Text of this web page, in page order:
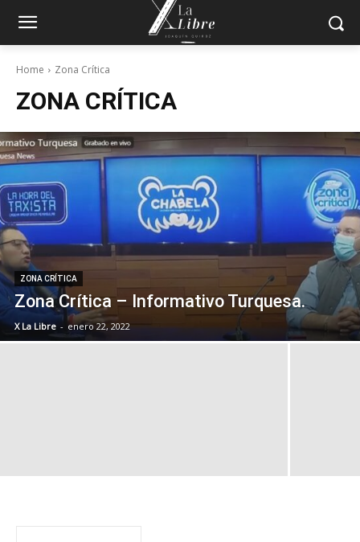
Home Zona Crítica
ZONA CRÍTICA
ZONA CRÍTICA
Zona Crítica – Informativo Turquesa.
X La Libre - enero 22, 2022